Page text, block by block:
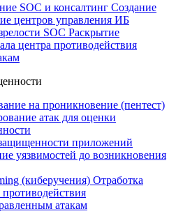
SOC и консалтинг Создание
центров управления ИБ
SOC Раскрытие
центра противодействия
на проникновение (пентест)
атак для оценки
приложений
уязвимостей до возникновения
(киберучения) Отработка
атакам